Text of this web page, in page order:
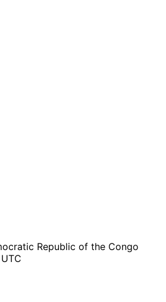
Republic of the Congo